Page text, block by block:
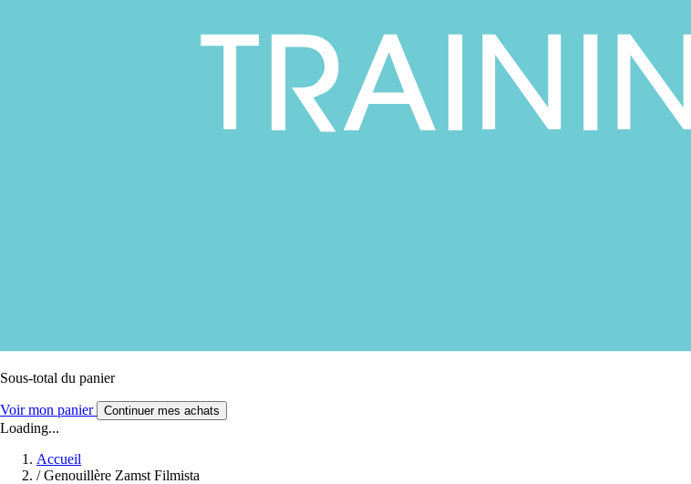
Sous-total du panier
Voir mon panier Continuer mes achats
Loading...
Accueil
/ Genouillère Zamst Filmista